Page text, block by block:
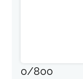
0/800